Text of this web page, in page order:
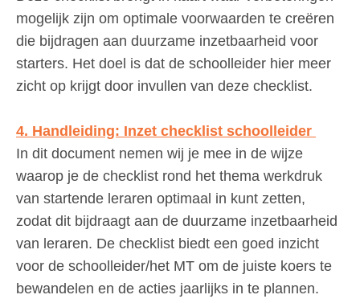
mogelijk zijn om optimale voorwaarden te creëren
die bijdragen aan duurzame inzetbaarheid voor
starters. Het doel is dat de schoolleider hier meer
zicht op krijgt door invullen van deze checklist.
4. Handleiding: Inzet checklist schoolleider
In dit document nemen wij je mee in de wijze
waarop je de checklist rond het thema werkdruk
van startende leraren optimaal in kunt zetten,
zodat dit bijdraagt aan de duurzame inzetbaarheid
van leraren. De checklist biedt een goed inzicht
voor de schoolleider/het MT om de juiste koers te
bewandelen en de acties jaarlijks in te plannen.